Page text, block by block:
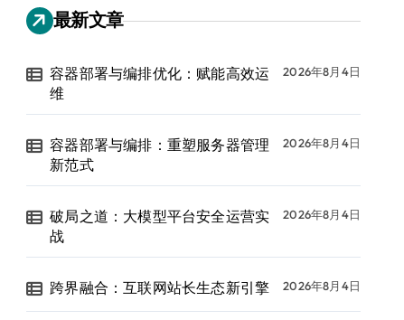
最新文章
容器部署与编排优化：赋能高效运
维
2026年8月4日
容器部署与编排：重塑服务器管理
新范式
2026年8月4日
破局之道：大模型平台安全运营实
战
2026年8月4日
跨界融合：互联网站长生态新引擎 2026年8月4日